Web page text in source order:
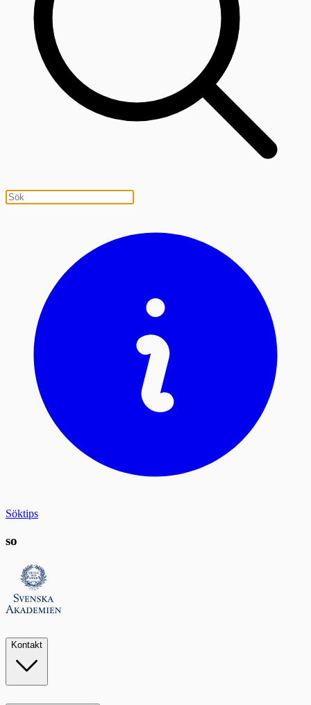
Söktips
so
Kontakt